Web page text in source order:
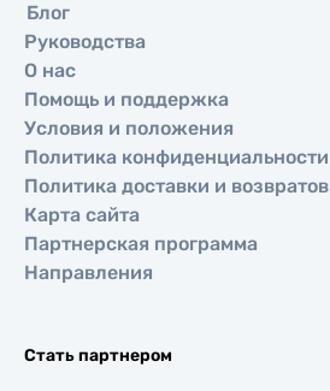
Блог
Руководства
О нас
Помощь и поддержка
Условия и положения
Политика конфиденциальности
Политика доставки и возвратов
Карта сайта
Партнерская программа
Направления
Стать партнером